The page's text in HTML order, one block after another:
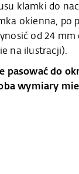
klamki do
okienna, po
od 24 mm
na ilustracji).
pasować do
wymiary